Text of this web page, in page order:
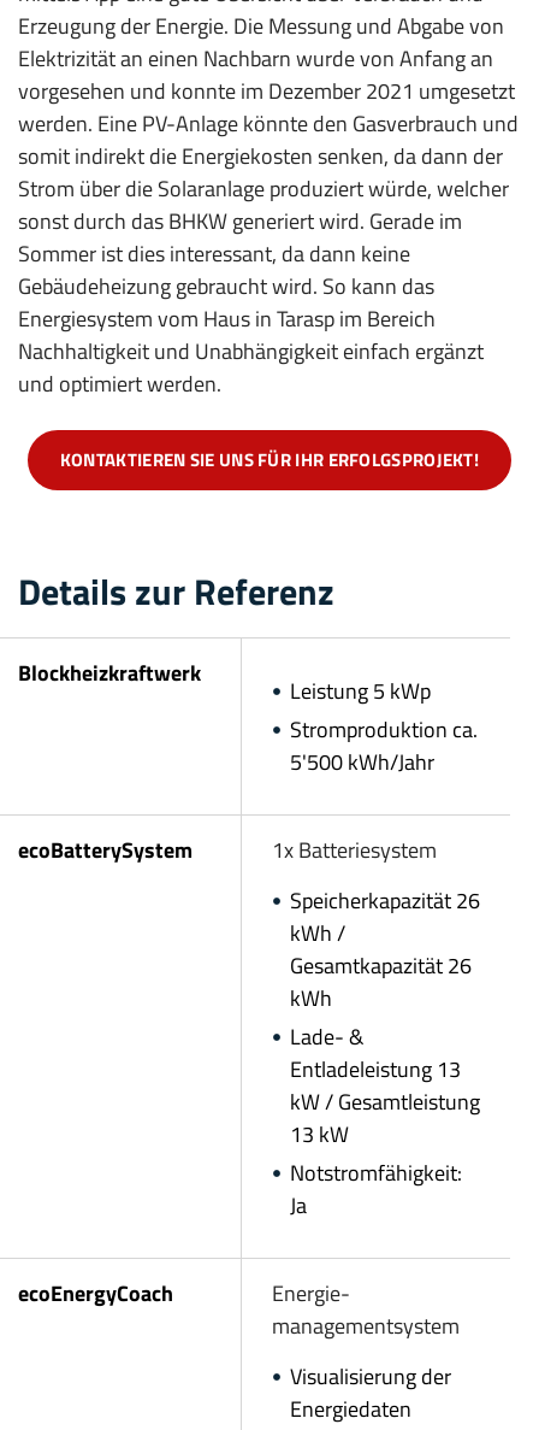
Erzeugung der Energie. Die Messung und Abgabe von
Elektrizität an einen Nachbarn wurde von Anfang an
vorgesehen und konnte im Dezember 2021 umgesetzt
werden. Eine PV-Anlage könnte den Gasverbrauch und
somit indirekt die Energiekosten senken, da dann der
Strom über die Solaranlage produziert würde, welcher
sonst durch das BHKW generiert wird. Gerade im
Sommer ist dies interessant, da dann keine
Gebäudeheizung gebraucht wird. So kann das
Energiesystem vom Haus in Tarasp im Bereich
Nachhaltigkeit und Unabhängigkeit einfach ergänzt
und optimiert werden.
KONTAKTIEREN SIE UNS FÜR IHR ERFOLGSPROJEKT!
Details zur Referenz
Blockheizkraftwerk
Leistung 5 kWp
Stromproduktion ca.
5'500 kWh/Jahr
ecoBatterySystem
1x Batteriesystem
Speicherkapazität 26
kWh /
Gesamtkapazität 26
kWh
Lade- &
Entladeleistung 13
kW / Gesamtleistung
13 kW
Notstromfähigkeit:
Ja
ecoEnergyCoach
Energie­
managementsystem
Visualisierung der
Energiedaten